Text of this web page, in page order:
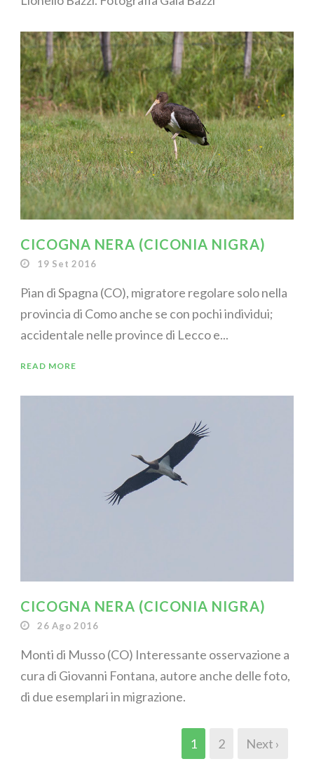
CICOGNA NERA (CICONIA NIGRA)
19 Set 2016
Pian di Spagna (CO), migratore regolare solo nella
provincia di Como anche se con pochi individui;
accidentale nelle province di Lecco e...
READ MORE
CICOGNA NERA (CICONIA NIGRA)
26 Ago 2016
Monti di Musso (CO) Interessante osservazione a
cura di Giovanni Fontana, autore anche delle foto,
di due esemplari in migrazione.
1 2 Next ›